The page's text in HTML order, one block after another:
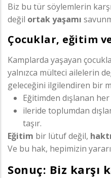
Biz bu tür söylemlerin
değil ortak yaşamı
Çocuklar, eğitim
Kamplarda yaşayan
yalnızca mülteci ailelerin
geleceğini ilgilendiren bir
Eğitimden dışlanan
ileride toplumdan
taşır.
Eğitim bir lütuf değil,
Ve bu hak, hepimizin
Sonuç: Biz karşı